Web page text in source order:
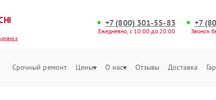
+7 (800) 301-55-83
Ежедневно, с 10:00 до 20:00
+7
Звонок
Срочный ремонт Цены О нас Отзывы Доставка